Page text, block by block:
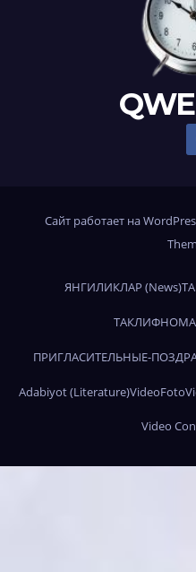
Сайт работает на
ЯНГИЛИКЛАР (News)
ПРИГЛАСИТЕЛЬНЫЕ-
Adabiyot (Literature)VideoFoto
Video